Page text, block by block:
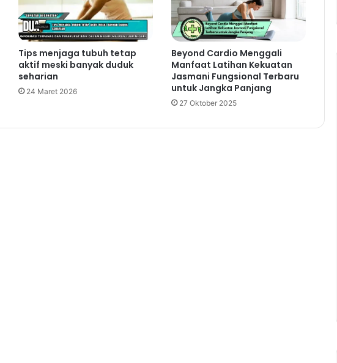
Tips menjaga tubuh tetap
aktif meski banyak duduk
seharian
24 Maret 2026
Beyond Cardio Menggali
Manfaat Latihan Kekuatan
Jasmani Fungsional Terbaru
untuk Jangka Panjang
27 Oktober 2025